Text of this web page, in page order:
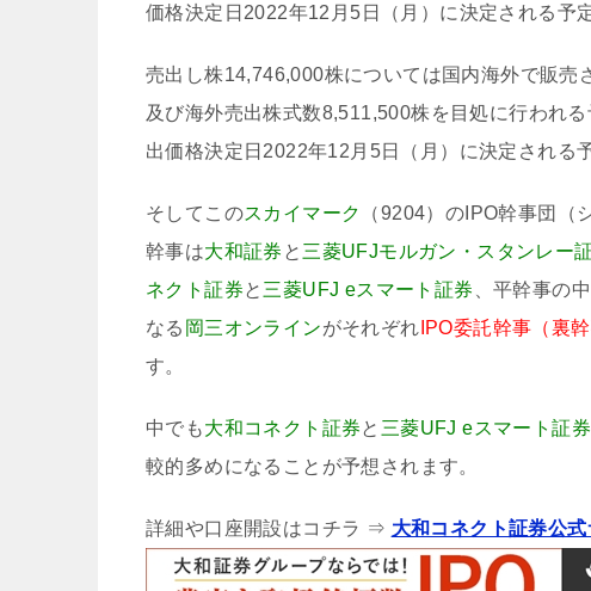
価格決定日2022年12月5日（月）に決定される予
売出し株14,746,000株については国内海外で販
及び海外売出株式数8,511,500株を目処に行われ
出価格決定日2022年12月5日（月）に決定される
そしてこのスカイマーク
（9204）のIPO幹事団（
幹事は大和証券 と 三菱UFJモルガン・スタンレー
ネクト証券と 三菱UFJ eスマート証券 、平幹事の
なる 岡三オンラインがそれぞれ IPO委託幹事（裏幹
す。
中でも大和コネクト証券と 三菱UFJ eスマート証券
較的多めになることが予想されます。
詳細や口座開設はコチラ ⇒ 大和コネクト証券公式